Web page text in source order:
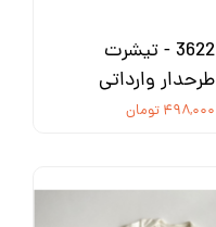
3622 - تیشرت
طرحدار وارداتی
۴۹۸,۰۰۰ تومان